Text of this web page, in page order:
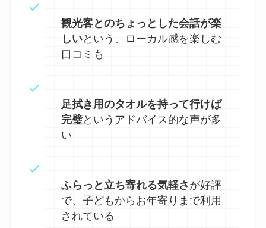
観光客とのちょっとした会話が楽
しいという、ローカル感を楽しむ
口コミも
足拭き用のタオルを持って行けば
完璧というアドバイス的な声が多
い
ふらっと立ち寄れる気軽さ が好評
で、子どもからお年寄りまで利用
されている